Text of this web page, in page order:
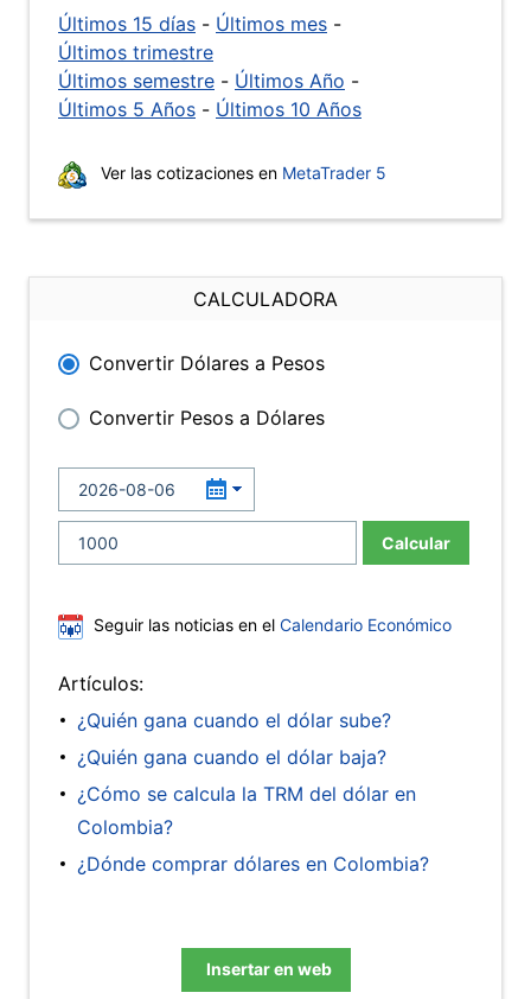
Últimos 15 días - Últimos mes -
Últimos trimestre
Últimos semestre - Últimos Año -
Últimos 5 Años - Últimos 10 Años
Ver las cotizaciones en MetaTrader 5
CALCULADORA
Convertir Dólares a Pesos
Convertir Pesos a Dólares
Calcular
Seguir las noticias en el Calendario Económico
Artículos:
¿Quién gana cuando el dólar sube?
¿Quién gana cuando el dólar baja?
¿Cómo se calcula la TRM del dólar en
Colombia?
¿Dónde comprar dólares en Colombia?
Insertar en web